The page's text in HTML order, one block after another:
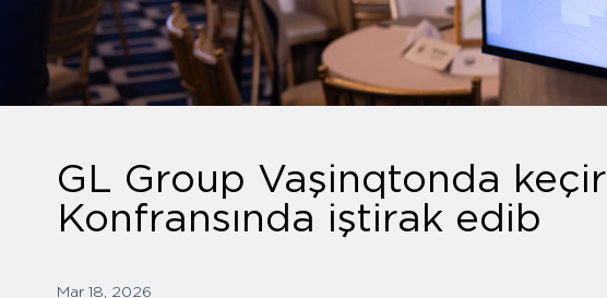
GL Group Vaşinqtonda
Konfransında iştirak edib
Mar 18, 2026